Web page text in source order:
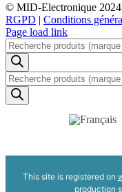
© MID-Electronique 2024
RGPD | Conditions
LinkedIn
Indeed
Facebook
Page load link
Recherche
de
produits
Recherche
de
produits
This site is registered on
production